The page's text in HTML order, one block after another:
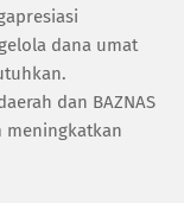
dana umat
dan BAZNAS
meningkatkan